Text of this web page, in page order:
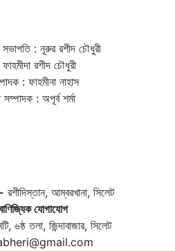
: নূরুর রশীদ চৌধুরী
রশীদ চৌধুরী
: ফাহমীনা নাহাস
সম্পাদক : অপূর্ব শর্মা
রশীদিস্তান, আম্বরখানা, সিলেট
যোগাযােগ
৬ষ্ঠ তলা, জিন্দাবাজার, সিলেট